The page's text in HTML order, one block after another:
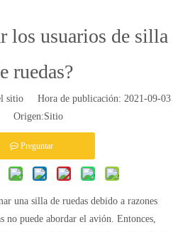
los usuarios de silla
ruedas?
Hora de publicación: 2021-09-03
Origen:Sitio
Preguntar
una silla de ruedas debido a razones
no puede abordar el avión. Entonces,